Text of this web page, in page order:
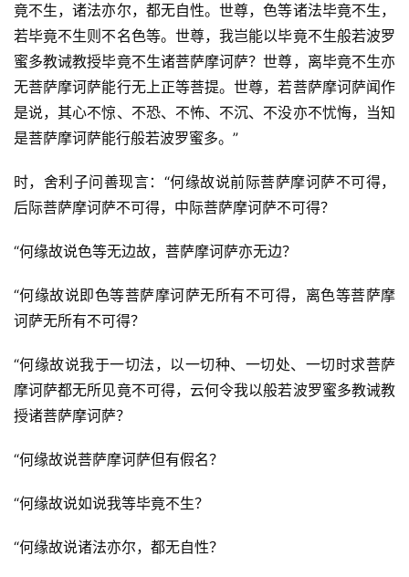
竟不生，诸法亦尔，都无自性。世尊，色等诸法毕竟不生，
若毕竟不生则不名色等。世尊，我岂能以毕竟不生般若波罗
蜜多教诫教授毕竟不生诸菩萨摩诃萨？世尊，离毕竟不生亦
无菩萨摩诃萨能行无上正等菩提。世尊，若菩萨摩诃萨闻作
是说，其心不惊、不恐、不怖、不沉、不没亦不忧悔，当知
是菩萨摩诃萨能行般若波罗蜜多。”
时，舍利子问善现言：“何缘故说前际菩萨摩诃萨不可得，
后际菩萨摩诃萨不可得，中际菩萨摩诃萨不可得？
“何缘故说色等无边故，菩萨摩诃萨亦无边？
“何缘故说即色等菩萨摩诃萨无所有不可得，离色等菩萨摩
诃萨无所有不可得？
“何缘故说我于一切法，以一切种、一切处、一切时求菩萨
摩诃萨都无所见竟不可得，云何令我以般若波罗蜜多教诫教
授诸菩萨摩诃萨？
“何缘故说菩萨摩诃萨但有假名？
“何缘故说如说我等毕竟不生？
“何缘故说诸法亦尔，都无自性？